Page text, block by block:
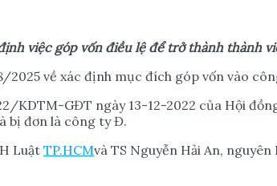
ịnh việc góp vốn điều lệđểtrởthành thành
2025 về xác định mục đích góp vốn vào
KDTM-GĐT ngày 13-12-2022 của Hội
bị đơn là công ty Đ.
Luật TP.HCMvà TS Nguyễn Hải An,